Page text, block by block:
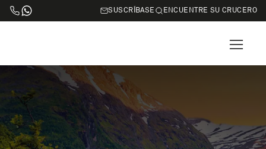
SUSCRÍBASE ENCUENTRE SU CRUCERO